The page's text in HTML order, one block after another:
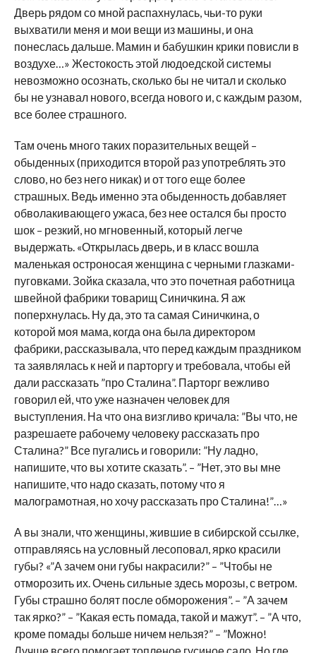
Дверь рядом со мной распахнулась, чьи-то руки
выхватили меня и мои вещи из машины, и она
понеслась дальше. Мамин и бабушкин крики повисли в
воздухе…» Жестокость этой людоедской системы
невозможно осознать, сколько бы не читал и сколько
бы не узнавал нового, всегда нового и, с каждым разом,
все более страшного.
Там очень много таких поразительных вещей –
обыденных (приходится второй раз употреблять это
слово, но без него никак) и от того еще более
страшных. Ведь именно эта обыденность добавляет
обволакивающего ужаса, без нее остался бы просто
шок – резкий, но мгновенный, который легче
выдержать. «Открылась дверь, и в класс вошла
маленькая остроносая женщина с черными глазками-
пуговками. Зойка сказала, что это почетная работница
швейной фабрики товарищ Синичкина. Я аж
поперхнулась. Ну да, это та самая Синичкина, о
которой моя мама, когда она была директором
фабрики, рассказывала, что перед каждым праздником
та заявлялась к ней и парторгу и требовала, чтобы ей
дали рассказать ”про Сталина”. Парторг вежливо
говорил ей, что уже назначен человек для
выступления. На что она визгливо кричала: ”Вы что, не
разрешаете рабочему человеку рассказать про
Сталина?” Все пугались и говорили: ”Ну ладно,
напишите, что вы хотите сказать”. – ”Нет, это вы мне
напишите, что надо сказать, потому что я
малограмотная, но хочу рассказать про Сталина!”…»
А вы знали, что женщины, жившие в сибирской ссылке,
отправляясь на условный лесоповал, ярко красили
губы? «”А зачем они губы накрасили?” – ”Чтобы не
отморозить их. Очень сильные здесь морозы, с ветром.
Губы страшно болят после обморожения”. – ”А зачем
так ярко?” – ”Какая есть помада, такой и мажут”. – ”А что,
кроме помады больше ничем нельзя?” – ”Можно!